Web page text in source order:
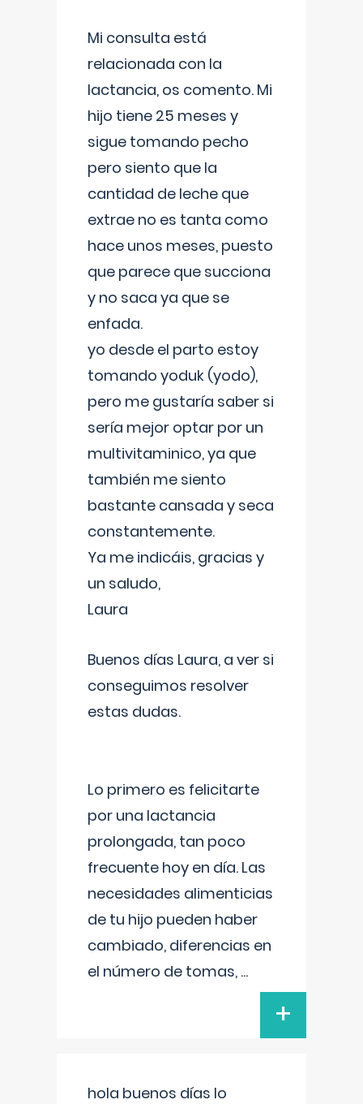
Mi consulta está
relacionada con la
lactancia, os comento. Mi
hijo tiene 25 meses y
sigue tomando pecho
pero siento que la
cantidad de leche que
extrae no es tanta como
hace unos meses, puesto
que parece que succiona
y no saca ya que se
enfada.
yo desde el parto estoy
tomando yoduk (yodo),
pero me gustaría saber si
sería mejor optar por un
multivitaminico, ya que
también me siento
bastante cansada y seca
constantemente.
Ya me indicáis, gracias y
un saludo,
Laura
Buenos días Laura, a ver si
conseguimos resolver
estas dudas.
Lo primero es felicitarte
por una lactancia
prolongada, tan poco
frecuente hoy en día. Las
necesidades alimenticias
de tu hijo pueden haber
cambiado, diferencias en
el número de tomas, ...
+
hola buenos días lo